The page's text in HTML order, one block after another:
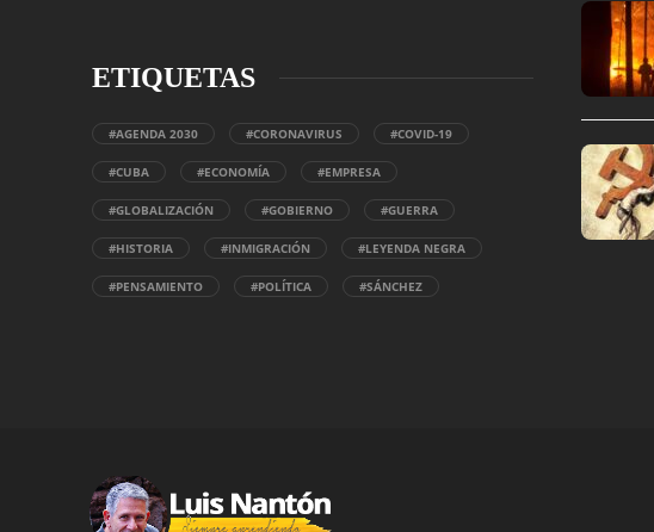
ETIQUETAS
#AGENDA 2030 #CORONAVIRUS #COVID-19
#CUBA #ECONOMÍA #EMPRESA
#GLOBALIZACIÓN #GOBIERNO #GUERRA
#HISTORIA #INMIGRACIÓN #LEYENDA NEGRA
#PENSAMIENTO #POLÍTICA #SÁNCHEZ